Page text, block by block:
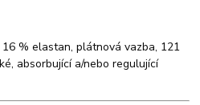
% elastan, plátnová vazba, 121
absorbující a/nebo regulující